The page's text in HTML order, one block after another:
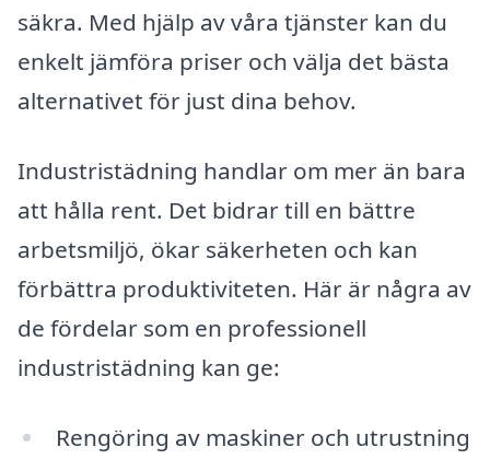
säkra. Med hjälp av våra tjänster kan du
enkelt jämföra priser och välja det bästa
alternativet för just dina behov.
Industristädning handlar om mer än bara
att hålla rent. Det bidrar till en bättre
arbetsmiljö, ökar säkerheten och kan
förbättra produktiviteten. Här är några av
de fördelar som en professionell
industristädning kan ge:
Rengöring av maskiner och utrustning